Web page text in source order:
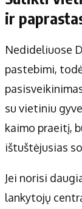
ir
Nedideliuose
pastebimi,
su vietiniu
kaimo praeitį,
ištuštėjusias
Jei norisi
lankytojų